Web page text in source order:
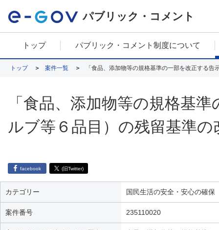
パブリック・コメント
トップ パブリック・コメント制度について
トップ 案件一覧 「食品、添加物等の規格基準の一部を改正する
「食品、添加物等の規格基
ルブ等６品目）の残留基準
facebook (旧Twitter)
カテゴリー 国民生活の安全・安心の確保
案件番号 235110020